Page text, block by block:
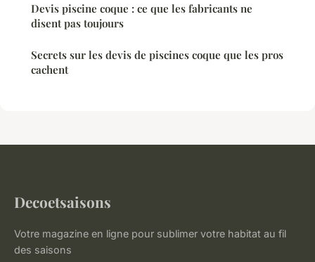
Devis piscine coque : ce que les fabricants ne
disent pas toujours
Secrets sur les devis de piscines coque que les pros
cachent
Decoetsaisons
Votre magazine en ligne pour sublimer votre habitat au fil
des saisons